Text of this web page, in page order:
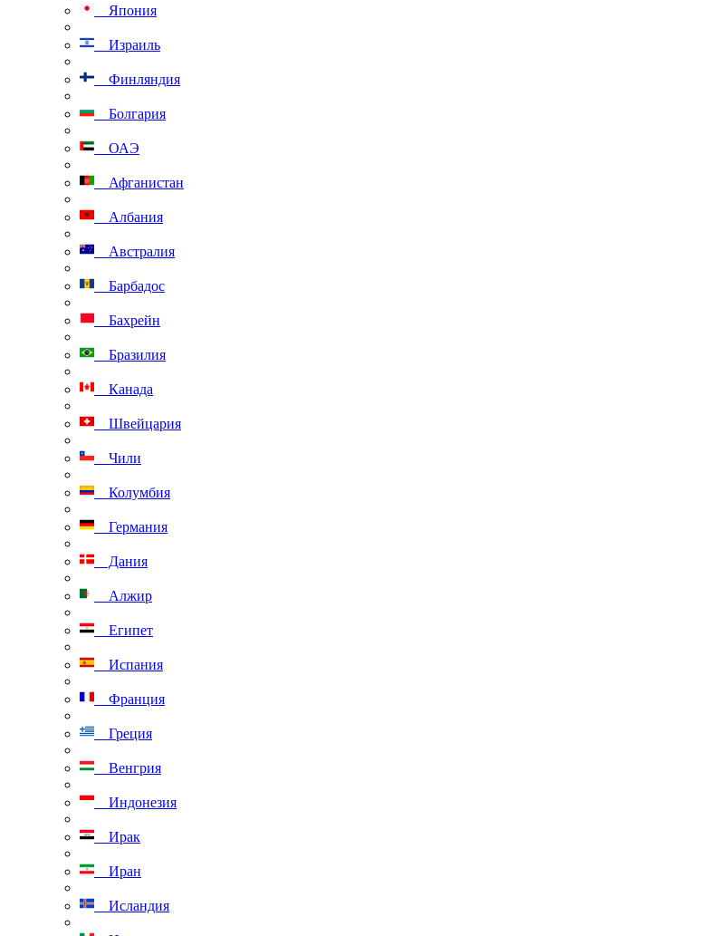
Япония
Израиль
Финляндия
Болгария
ОАЭ
Афганистан
Албания
Австралия
Барбадос
Бахрейн
Бразилия
Канада
Швейцария
Чили
Колумбия
Германия
Дания
Алжир
Египет
Испания
Франция
Греция
Венгрия
Индонезия
Ирак
Иран
Исландия